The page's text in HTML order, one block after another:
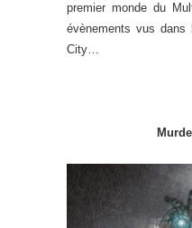
premier monde du
évènements vus dans
City…